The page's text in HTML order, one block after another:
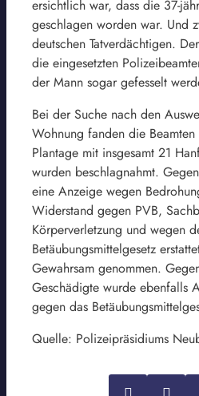
ersichtlich war, dass die 37-
geschlagen worden war. Und
deutschen Tatverdächtigen.
die eingesetzten
der Mann sogar gefesselt
Bei der Suche nach den
Wohnung fanden die
Plantage mit insgesamt 21
wurden beschlagnahmt.
eine Anzeige wegen
Widerstand gegen PVB,
Körperverletzung und wegen
Betäubungsmittelgesetz
Gewahrsam genommen.
Geschädigte wurde ebenfalls
gegen das
Quelle: Polizeipräsidiums